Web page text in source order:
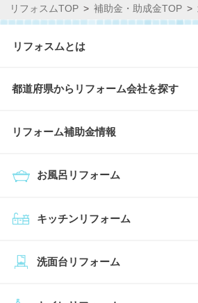
リフォスムTOP 補助金・助成金TOP
リフォスムとは
都道府県からリフォーム会社を探す
リフォーム補助金情報
キッチンリフォーム
お風呂リフォーム
洗面台リフォーム